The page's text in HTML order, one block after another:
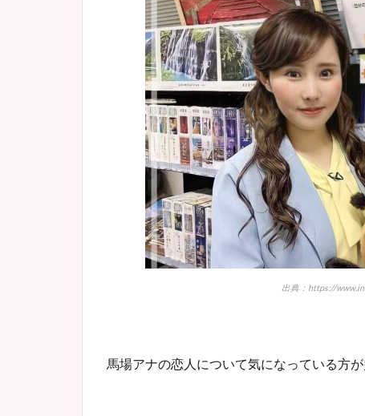
出典：https://
馬場アナの恋人について気になっている方が